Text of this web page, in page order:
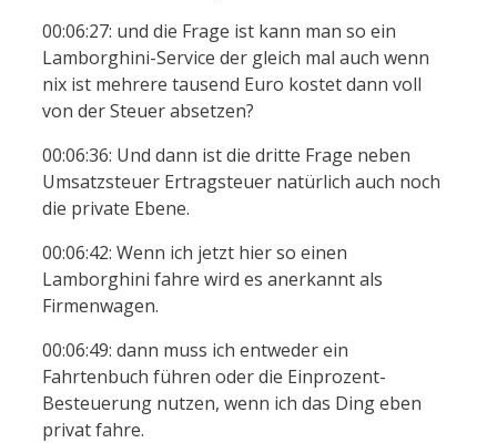
00:06:27: und die Frage ist kann man so ein
Lamborghini-Service der gleich mal auch wenn
nix ist mehrere tausend Euro kostet dann voll
von der Steuer absetzen?
00:06:36: Und dann ist die dritte Frage neben
Umsatzsteuer Ertragsteuer natürlich auch noch
die private Ebene.
00:06:42: Wenn ich jetzt hier so einen
Lamborghini fahre wird es anerkannt als
Firmenwagen.
00:06:49: dann muss ich entweder ein
Fahrtenbuch führen oder die Einprozent-
Besteuerung nutzen, wenn ich das Ding eben
privat fahre.